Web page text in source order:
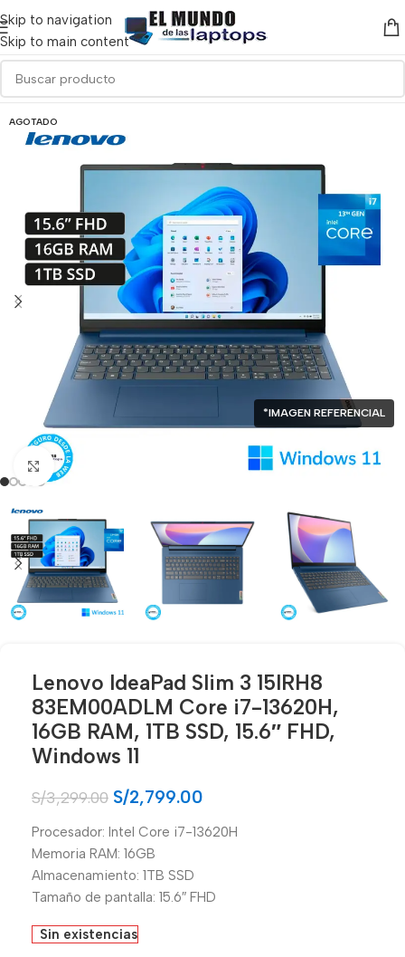
Skip to navigation
Skip to main content
AGOTADO
Click para agrandar
*IMAGEN REFERENCIAL
Lenovo IdeaPad Slim 3 15IRH8
83EM00ADLM Core i7-13620H,
16GB RAM, 1TB SSD, 15.6″ FHD,
Windows 11
S/3,299.00 S/2,799.00
Procesador: Intel Core i7-13620H
Memoria RAM: 16GB
Almacenamiento: 1TB SSD
Tamaño de pantalla: 15.6″ FHD
Sin existencias